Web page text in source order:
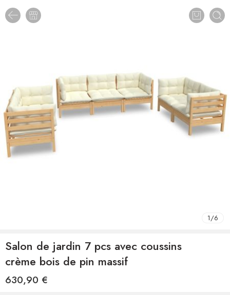
1/6
Salon de jardin 7 pcs avec coussins
crème bois de pin massif
630,90 €